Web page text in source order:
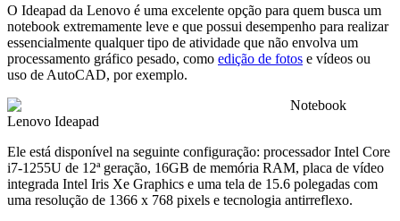
O Ideapad da Lenovo é uma excelente opção para quem busca um
notebook extremamente leve e que possui desempenho para realizar
essencialmente qualquer tipo de atividade que não envolva um
processamento gráfico pesado, como edição de fotos e vídeos ou
uso de AutoCAD, por exemplo.
Notebook
Lenovo Ideapad
Ele está disponível na seguinte configuração: processador Intel Core
i7-1255U de 12ª geração, 16GB de memória RAM, placa de vídeo
integrada Intel Iris Xe Graphics e uma tela de 15.6 polegadas com
uma resolução de 1366 x 768 pixels e tecnologia antirreflexo.